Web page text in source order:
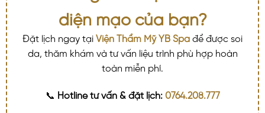
diện mạo của bạn?
Đặt lịch ngay tại Viện Thẩm Mỹ YB Spa để được soi
da, thăm khám và tư vấn liệu trình phù hợp hoàn
toàn miễn phí.
📞 Hotline tư vấn & đặt lịch: 0764.208.777